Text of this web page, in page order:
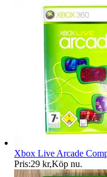
Xbox Live Arcade
Pris:29 kr,Köp nu.